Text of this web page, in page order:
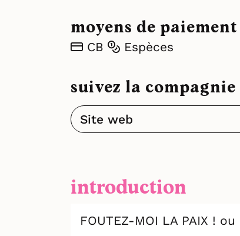
moyens de paiement
CB Espèces
suivez la compagnie
Site web
introduction
FOUTEZ-MOI LA PAIX !